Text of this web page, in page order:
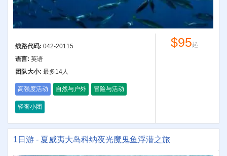
线路代码: 042-20115
语言: 英语
团队大小: 最多14人
高强度活动 自然与户外 冒险与活动
轻奢小团
$95起
1日游 - 夏威夷大岛科纳夜光魔鬼鱼浮潜之旅